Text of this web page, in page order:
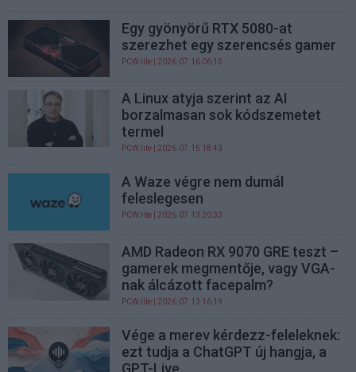
Egy gyönyörű RTX 5080-at
szerezhet egy szerencsés gamer
PCW.lite | 2026.07.16 06:15
A Linux atyja szerint az AI
borzalmasan sok kódszemetet
termel
PCW.lite | 2026.07.15 18:43
A Waze végre nem dumál
feleslegesen
PCW.lite | 2026.07.13 20:33
AMD Radeon RX 9070 GRE teszt –
gamerek megmentője, vagy VGA-
nak álcázott facepalm?
PCW.lite | 2026.07.13 16:19
Vége a merev kérdezz-feleleknek:
ezt tudja a ChatGPT új hangja, a
GPT-Live